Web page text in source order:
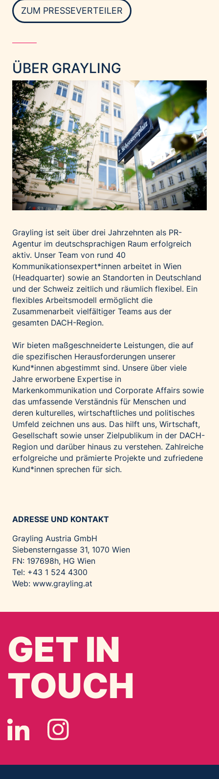
ZUM PRESSEVERTEILER
ÜBER GRAYLING
Grayling ist seit über drei Jahrzehnten als PR-
Agentur im deutschsprachigen Raum erfolgreich
aktiv. Unser Team von rund 40
Kommunikationsexpert*innen arbeitet in Wien
(Headquarter) sowie an Standorten in Deutschland
und der Schweiz zeitlich und räumlich flexibel. Ein
flexibles Arbeitsmodell ermöglicht die
Zusammenarbeit vielfältiger Teams aus der
gesamten DACH-Region.
Wir bieten maßgeschneiderte Leistungen, die auf
die spezifischen Herausforderungen unserer
Kund*innen abgestimmt sind. Unsere über viele
Jahre erworbene Expertise in
Markenkommunikation und Corporate Affairs sowie
das umfassende Verständnis für Menschen und
deren kulturelles, wirtschaftliches und politisches
Umfeld zeichnen uns aus. Das hilft uns, Wirtschaft,
Gesellschaft sowie unser Zielpublikum in der DACH-
Region und darüber hinaus zu verstehen. Zahlreiche
erfolgreiche und prämierte Projekte und zufriedene
Kund*innen sprechen für sich.
ADRESSE UND KONTAKT
Grayling Austria GmbH
Siebensterngasse 31, 1070 Wien
FN: 197698h, HG Wien
Tel: +43 1 524 4300
Web: www.grayling.at
GET IN
TOUCH